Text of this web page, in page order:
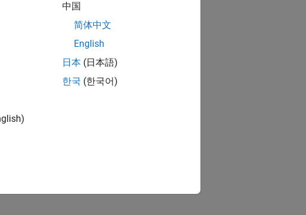
中国
简体中文
English
日本 (日本語)
한국 (한국어)